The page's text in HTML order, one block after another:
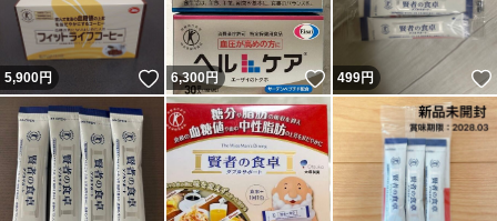
5,900円 いいね！
6,300円 いいね！
499円